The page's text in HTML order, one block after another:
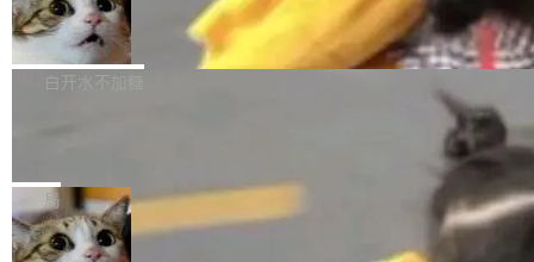
生成与复杂版式组织； 更稳定的图...
untu 用户在用，那用 snap 打包就没什么可纠结
的。 从 deb 到 snap 的迁移路径 hwctl 是 rust-
hwlib 硬件 API 库的一部分，命令行工具负责查
创始人的角色「太累了」。几天后，The Inform
ation 就曝出她将重回 OpenAI，负责递归自我
改进方向的研究。她是 Thinking Machines 过
一在人才争夺战中失血的公司。六月，Google
连失两员大将：Noam Shazeer 去了 Op...
FFmpeg 9.0 发布
FFmpeg 9.0 现已发布，包含多项改进。官方更
新日志列出的 9.0 版本主要更新内容如下： 扩
er HE-AAC 960 解码 (DAB+) transpose_cuda
filter 添加 AMF Frame Rate Converter (vf_frc
_amf) filter SMPTE 2094-50 元数据支持和直
白开水不加糖
Code 在 X 上发帖：「DeepSeek Flash did 8T
tokens on August 1st. 5T of free usage + 3T
on OpenCode Go.」79.8 万次浏览，连带着 #
局
NetBSD 11.0 正式发布